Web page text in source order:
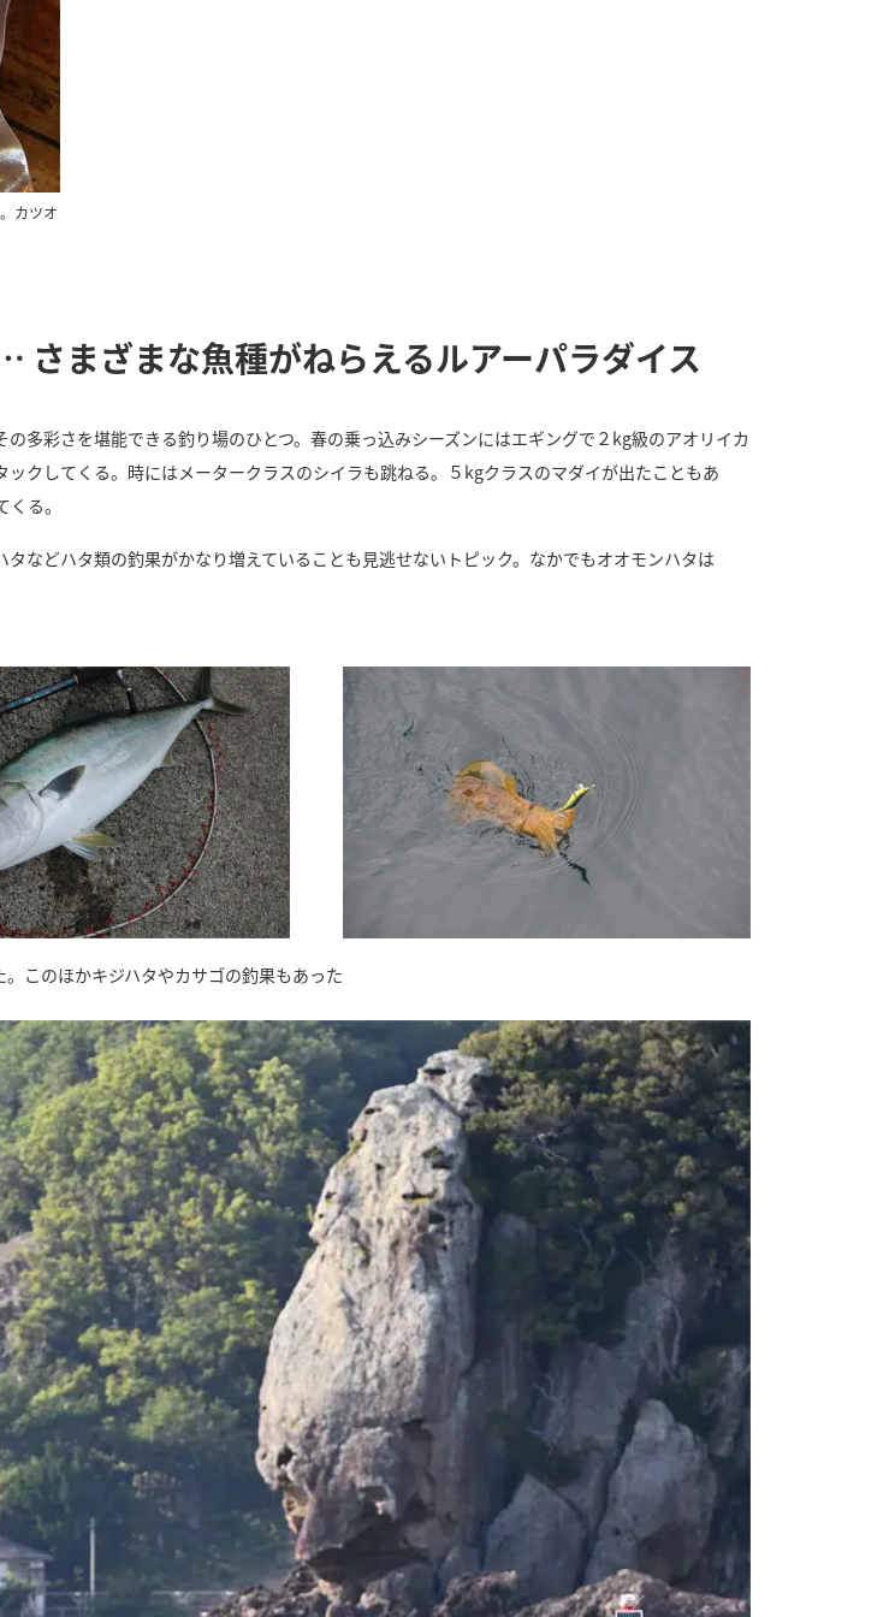
カツオ
まざまな魚種がねらえるルアーパラダイス
多彩さを堪能できる釣り場のひとつ。春の乗っ込みシーズンにはエギングで２kg級のアオリイカ
クしてくる。時にはメータークラスのシイラも跳ねる。５kgクラスのマダイが出たこともあ
る。
などハタ類の釣果がかなり増えていることも見逃せないトピック。なかでもオオモンハタは
このほかキジハタやカサゴの釣果もあった